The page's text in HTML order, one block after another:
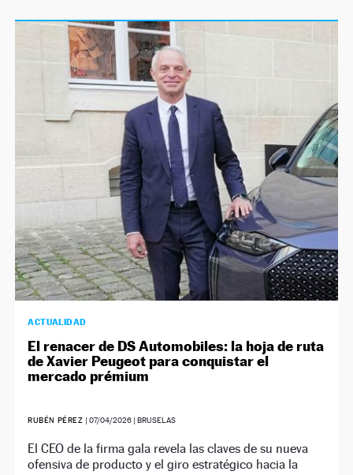
ACTUALIDAD
El renacer de DS Automobiles: la hoja de ruta
de Xavier Peugeot para conquistar el
mercado prémium
RUBÉN PÉREZ |07/04/2026 | BRUSELAS
El CEO de la firma gala revela las claves de su nueva
ofensiva de producto y el giro estratégico hacia la